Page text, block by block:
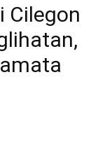
Cilegon